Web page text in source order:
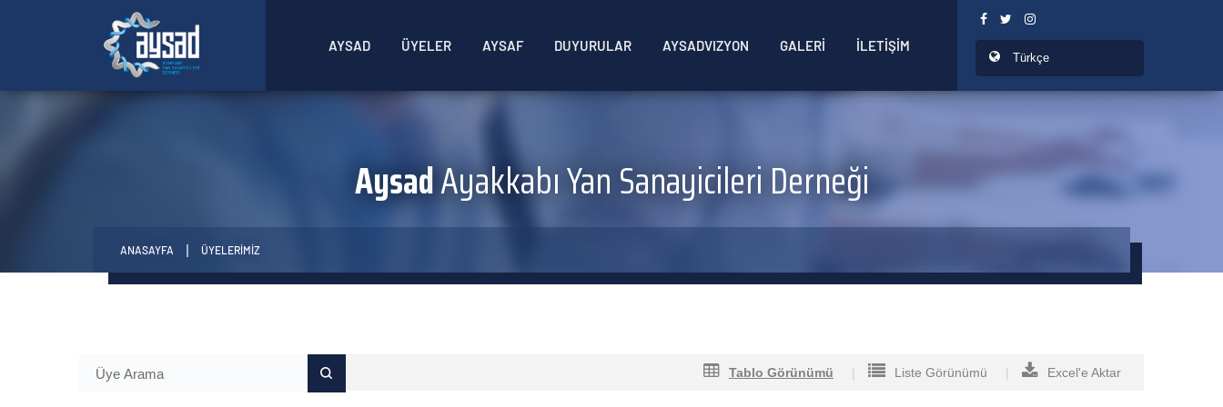
AYSAD ÜYELER AYSAF DUYURULAR AYSADVIZYON GALERİ İLETİŞİM
AysadAyakkabı Yan Sanayicileri Derneği
ANASAYFA ÜYELERİMİZ
Excel'e Aktar
Liste Görünümü
Tablo Görünümü